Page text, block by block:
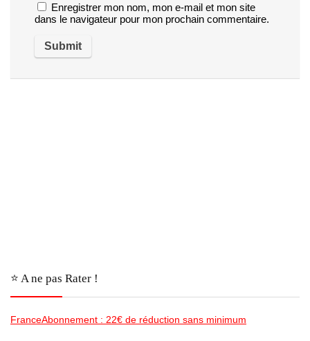
Enregistrer mon nom, mon e-mail et mon site
dans le navigateur pour mon prochain commentaire.
⭐️ A ne pas Rater !
FranceAbonnement : 22€ de réduction sans minimum